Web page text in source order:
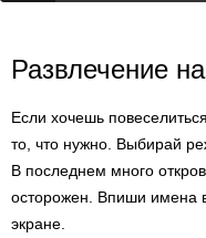
Развлечение
Если хочешь
то, что нужно. Выбирай
В последнем много
осторожен. Впиши имена
экране.